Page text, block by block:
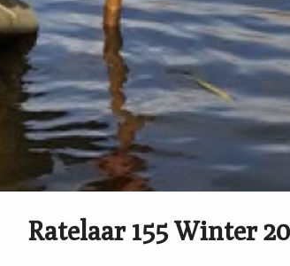
Ratelaar 155 Winter